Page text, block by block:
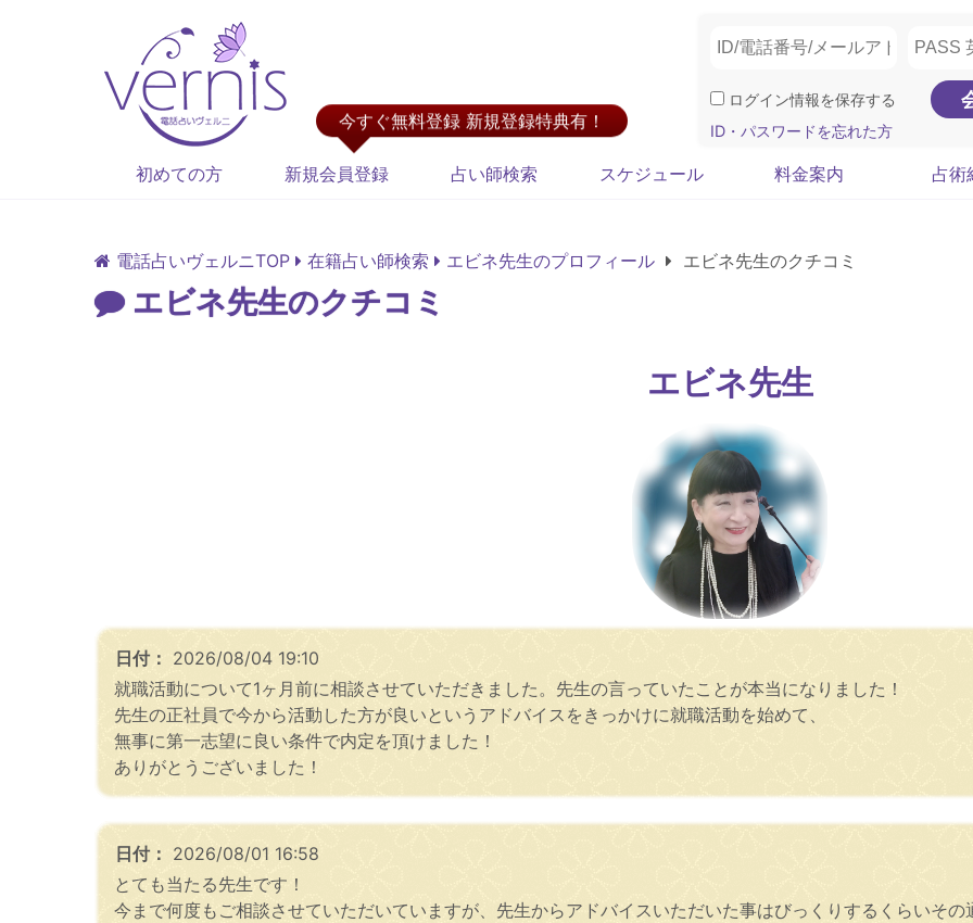
今すぐ無料登録 新規登録特典有！
ログイン情報を保存する
ID・パスワードを忘れた方
初めての方 新規会員登録 占い師検索 スケジュール 料金案内 占術
電話占いヴェルニTOP 在籍占い師検索 エビネ先生のプロフィール エビネ先生のクチコミ
エビネ先生のクチコミ
エビネ先生
日付： 2026/08/04 19:10
就職活動について1ヶ月前に相談させていただきました。先生の言っていたことが本当になりました！
先生の正社員で今から活動した方が良いというアドバイスをきっかけに就職活動を始めて、
無事に第一志望に良い条件で内定を頂けました！
ありがとうございました！
日付： 2026/08/01 16:58
とても当たる先生です！
今まで何度もご相談させていただいていますが、先生からアドバイスいただいた事はびっくりするくらいその